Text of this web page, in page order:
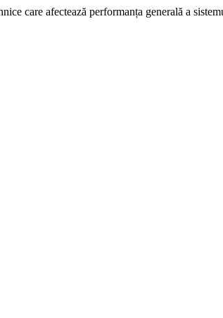
care afectează performanța generală a